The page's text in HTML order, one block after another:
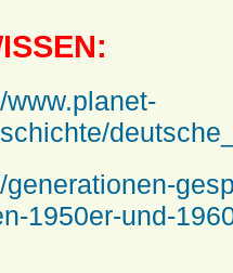
www.planet-
generationen-
1950er-und-